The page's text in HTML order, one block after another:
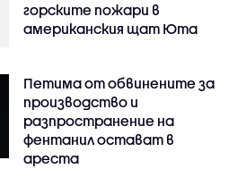
горските пожари в
американския щат Юта
Петима от обвинените за
производство и
разпространение на
фентанил остават в
ареста